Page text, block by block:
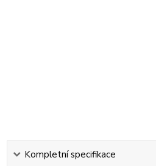
Kompletní specifikace